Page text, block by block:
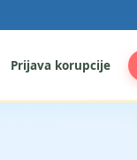
Prijava korupcije